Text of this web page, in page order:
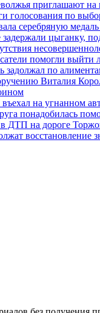
приглашают
голосования по
серебряную
цыганку,
помогли выйти
по
Виталия
на угнанном
понадобилась
в ДТП на дороге
восстановление